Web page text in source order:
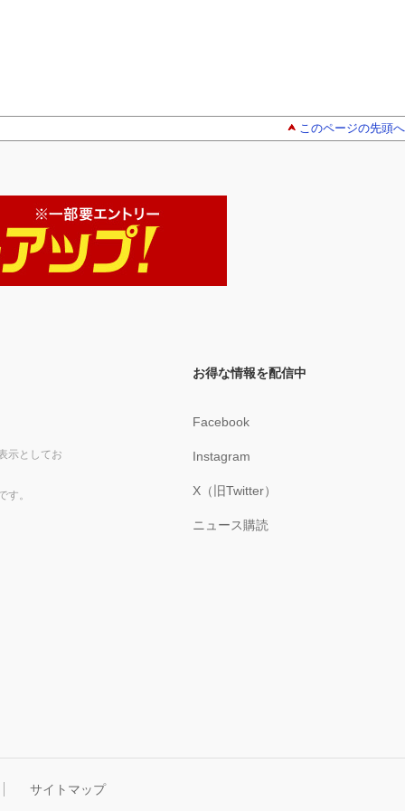
このページの先頭へ
示としてお
す。
お得な情報を配信中
Facebook
Instagram
X（旧Twitter）
ニュース購読
サイトマップ